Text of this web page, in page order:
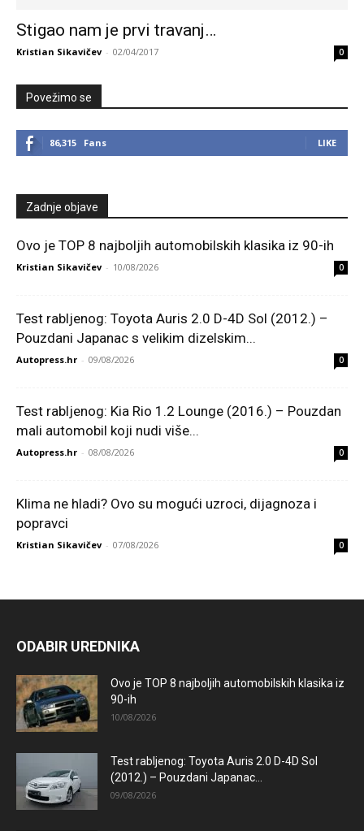
Stigao nam je prvi travanj…
Kristian Sikavičev - 02/04/2017 0
Povežimo se
86,315 Fans LIKE
Zadnje objave
Ovo je TOP 8 najboljih automobilskih klasika iz 90-ih
Kristian Sikavičev - 10/08/2026 0
Test rabljenog: Toyota Auris 2.0 D-4D Sol (2012.) –
Pouzdani Japanac s velikim dizelskim...
Autopress.hr - 09/08/2026 0
Test rabljenog: Kia Rio 1.2 Lounge (2016.) – Pouzdan
mali automobil koji nudi više...
Autopress.hr - 08/08/2026 0
Klima ne hladi? Ovo su mogući uzroci, dijagnoza i
popravci
Kristian Sikavičev - 07/08/2026 0
ODABIR UREDNIKA
Ovo je TOP 8 najboljih automobilskih klasika iz
90-ih
10/08/2026
Test rabljenog: Toyota Auris 2.0 D-4D Sol
(2012.) – Pouzdani Japanac...
09/08/2026